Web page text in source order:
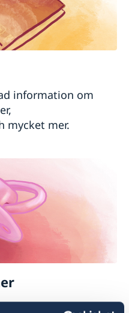
information om
mycket mer.
kunna göras för ett